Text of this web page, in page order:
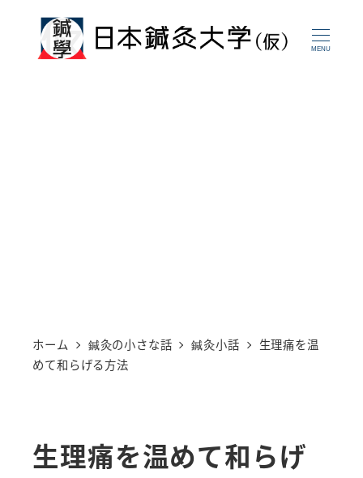
MENU
ホーム 鍼灸の小さな話 鍼灸小話
生理痛を温
めて和らげる方法
生理痛を温めて和らげ